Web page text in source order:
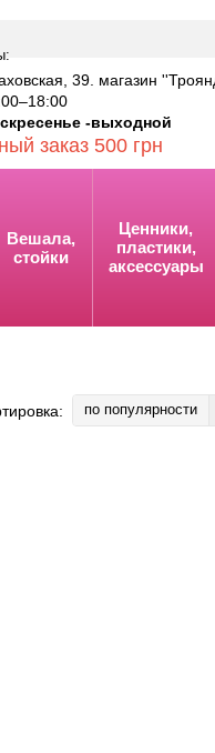
39. магазин
-выходной
заказ 500 грн
Вешала,
стойки
Ценники,
пластики,
аксессуары
по популярности